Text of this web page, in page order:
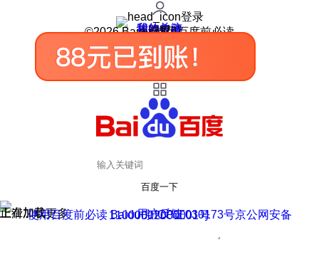
登录
我的关注
我的收藏
皮肤中心
用户反馈
设置
©2026 Baidu 使用百度前必读
百度一下
正在加载
上滑加载更多 用户反馈
使用百度前必读 Baidu 京ICP证030173号
京公网安备11000002000001号